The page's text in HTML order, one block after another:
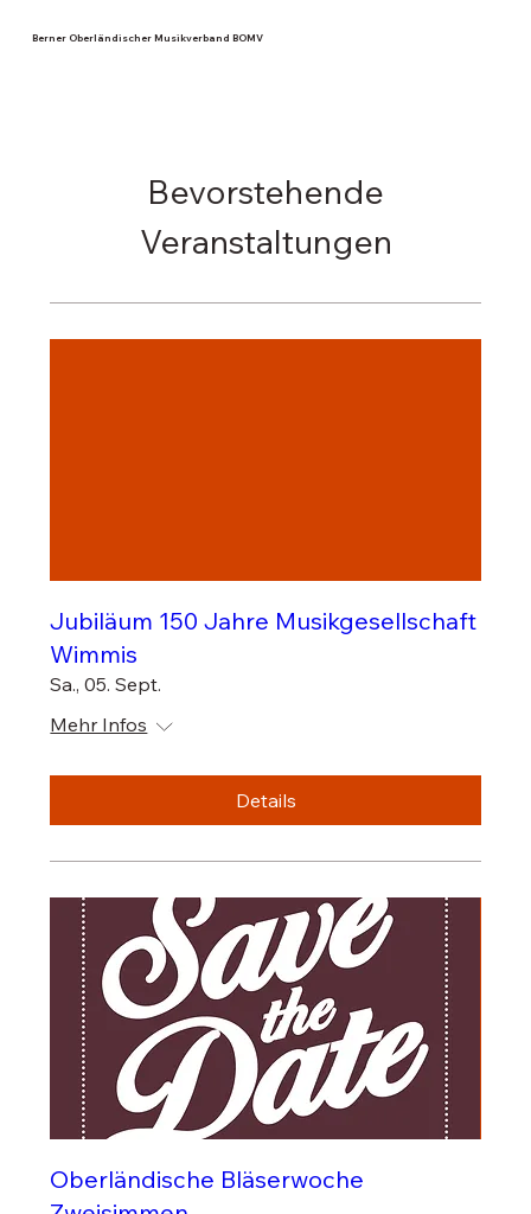
Berner Oberländischer Musikverband BOMV
Bevorstehende
Veranstaltungen
Jubiläum 150 Jahre Musikgesellschaft
Wimmis
Sa., 05. Sept.
Mehr Infos
Details
Oberländische Bläserwoche